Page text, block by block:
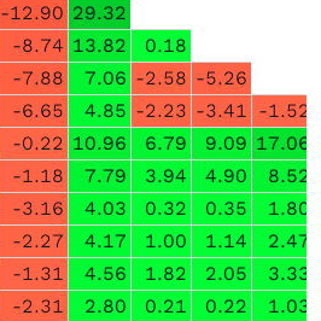
-12.90 29.32
-8.74 13.82
0.18
-7.88 7.06 -2.58 -5.26
-6.65 4.85 -2.23 -3.41 -1.52
-0.22 10.96 6.79 9.09 17.06
-1.18 7.79 3.94 4.90 8.52
-3.16 4.03 0.32 0.35
1.80
-2.27 4.17 1.00 1.14
2.47
-1.31 4.56 1.82 2.05
3.33
-2.31 2.80 0.21 0.22
1.03